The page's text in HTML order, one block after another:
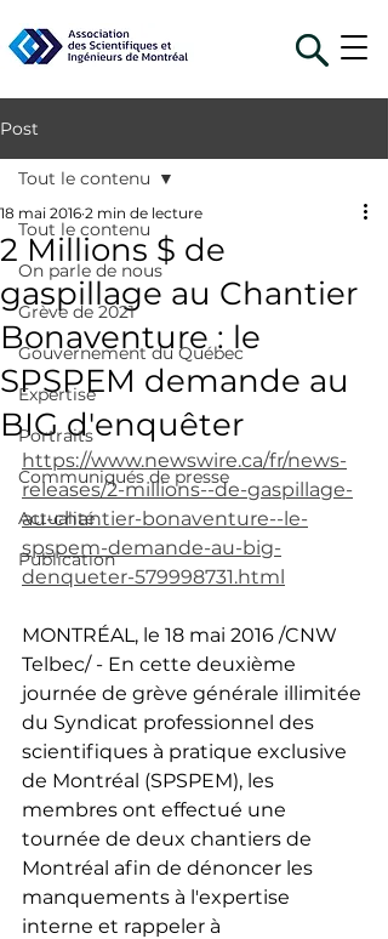
Post
Tout le contenu
On parle de nous
Grève de 2021
Gouvernement du Québec
Expertise
Portraits
Communiqués de presse
Actualité
Publication
Tout le contenu
2 Millions $ de
gaspillage au Chantier
Bonaventure : le
SPSPEM demande au
BIG d'enquêter
18 mai 2016 2 min de lecture
https://www.newswire.ca/fr/news-
releases/2-millions--de-gaspillage-
au-chantier-bonaventure--le-
spspem-demande-au-big-
denqueter-579998731.html
MONTRÉAL, le 18 mai 2016 /CNW
Telbec/ - En cette deuxième
journée de grève générale illimitée
du Syndicat professionnel des
scientifiques à pratique exclusive
de Montréal (SPSPEM), les
membres ont effectué une
tournée de deux chantiers de
Montréal afin de dénoncer les
manquements à l'expertise
interne et rappeler à